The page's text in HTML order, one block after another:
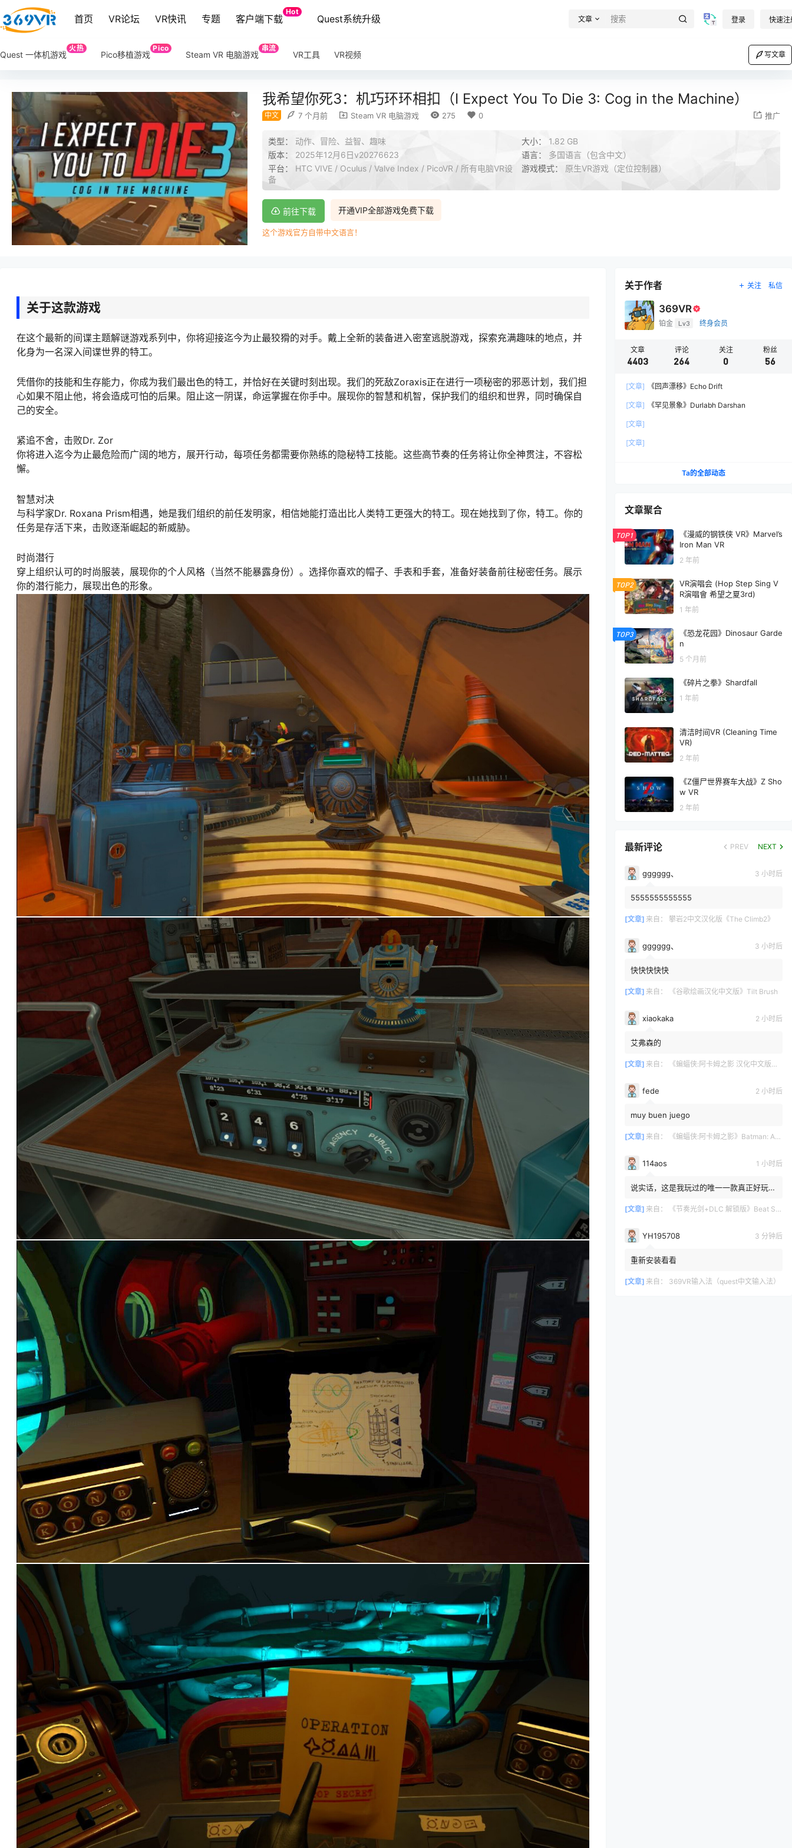
首页 VR论坛 VR快讯 专题 客户端下载
Hot
Quest系统升级 文章 登录 快速注
Quest 一体机游戏
火热
Pico移植游戏
Pico
Steam VR 电脑游戏
串流
VR工具 VR视频 写文章
我希望你死3：机巧环环相扣（I Expect You To Die 3: Cog in the Machine）
中文 7 个月前 Steam VR 电脑游戏 275 0 推广
类型： 动作、冒险、益智、趣味 大小： 1.82 GB
版本： 2025年12月6日v20276623 语言： 多国语言（包含中文）
平台： HTC VIVE / Oculus / Valve Index / PicoVR / 所有电脑VR设
备
游戏模式： 原生VR游戏（定位控制器）
开通VIP全部游戏免费下载
前往下载
这个游戏官方自带中文语言！
关于这款游戏
在这个最新的间谍主题解谜游戏系列中，你将迎接迄今为止最狡猾的对手。戴上全新的装备进入密室逃脱游戏，探索充满趣味的地点，并
化身为一名深入间谍世界的特工。
凭借你的技能和生存能力，你成为我们最出色的特工，并恰好在关键时刻出现。我们的死敌Zoraxis正在进行一项秘密的邪恶计划，我们担
心如果不阻止他，将会造成可怕的后果。阻止这一阴谋，命运掌握在你手中。展现你的智慧和机智，保护我们的组织和世界，同时确保自
己的安全。
紧追不舍，击败Dr. Zor
你将进入迄今为止最危险而广阔的地方，展开行动，每项任务都需要你熟练的隐秘特工技能。这些高节奏的任务将让你全神贯注，不容松
懈。
智慧对决
与科学家Dr. Roxana Prism相遇，她是我们组织的前任发明家，相信她能打造出比人类特工更强大的特工。现在她找到了你，特工。你的
任务是存活下来，击败逐渐崛起的新威胁。
时尚潜行
穿上组织认可的时尚服装，展现你的个人风格（当然不能暴露身份）。选择你喜欢的帽子、手表和手套，准备好装备前往秘密任务。展示
你的潜行能力，展现出色的形象。
关于作者 关注 私信
369VR
铂金 Lv3 终身会员
文章
4403
评论
264
关注
0
粉丝
56
[文章] 《回声漂移》Echo Drift
[文章] 《罕见景象》Durlabh Darshan
[文章]
[文章]
Ta的全部动态
文章聚合
TOP1
《漫威的钢铁侠 VR》Marvel’s
Iron Man VR
2 年前
TOP2
VR演唱会 (Hop Step Sing V
R演唱會 希望之夏3rd)
1 年前
TOP3
《恐龙花园》Dinosaur Garde
n
5 个月前
《碎片之拳》Shardfall
1 年前
清洁时间VR (Cleaning Time
VR)
2 年前
《Z僵尸世界赛车大战》Z Sho
w VR
2 年前
最新评论 PREV NEXT
gggggg、 3 小时后
5555555555555
[文章] 来自： 攀岩2中文汉化版《The Climb2》
gggggg、 3 小时后
快快快快快
[文章] 来自： 《谷歌绘画汉化中文版》Tilt Brush
xiaokaka 2 小时后
艾弗森的
[文章] 来自： 《蝙蝠侠:阿卡姆之影 汉化中文版》Batman: Arkham Shadow
fede 2 小时后
muy buen juego
[文章] 来自： 《蝙蝠侠:阿卡姆之影》Batman: Arkham Shadow
114aos 1 小时后
说实话，这是我玩过的唯一一款真正好玩的
些都不太好。我觉得《Bea...
[文章] 来自： 《节奏光剑+DLC 解锁版》Beat Saber VR
YH195708 3 分钟后
重新安装看看
[文章] 来自： 369VR输入法（quest中文输入法）